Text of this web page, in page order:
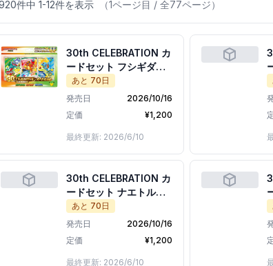
件中 1-12件を表示 （1ページ目 / 全77ページ）
30th CELEBRATION カ
ードセット フシギダ
ネ・ヒトカゲ・ゼニガ
メ
あと 70 日
発売日
2026/10/16
定価
¥1,200
最終更新: 2026/6/10
30th CELEBRATION カ
ードセット ナエトル・
ヒコザル・ポッチャマ
あと 70 日
発売日
2026/10/16
定価
¥1,200
最終更新: 2026/6/10